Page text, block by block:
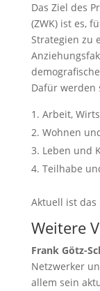
Das Ziel des
(ZWK) ist es,
Strategien zu
Dafür werden
Arbeit,
Wohnen
Leben und
Teilhabe
Aktuell ist das
Weitere
Frank Götz-
Netzwerker
allem sein